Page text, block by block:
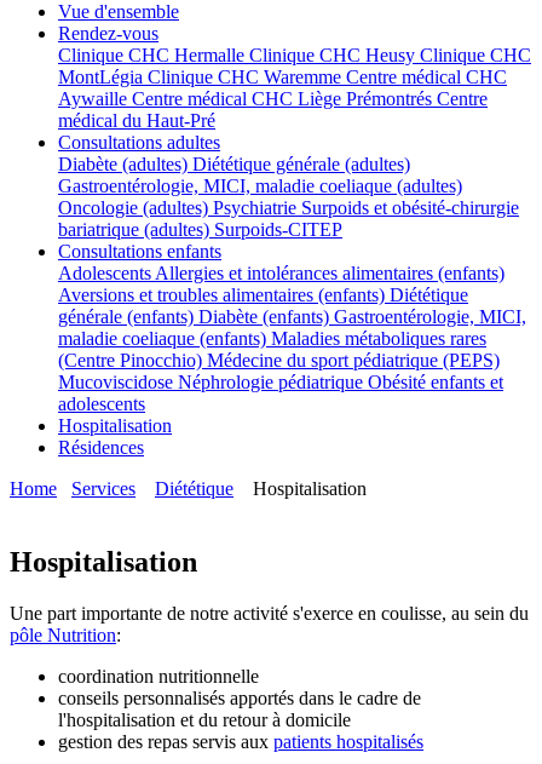
Vue d'ensemble
Rendez-vous
Clinique CHC Hermalle Clinique CHC Heusy Clinique CHC
MontLégia Clinique CHC Waremme Centre médical CHC
Aywaille Centre médical CHC Liège Prémontrés Centre
médical du Haut-Pré
Consultations adultes
Diabète (adultes) Diététique générale (adultes)
Gastroentérologie, MICI, maladie coeliaque (adultes)
Oncologie (adultes) Psychiatrie Surpoids et obésité-chirurgie
bariatrique (adultes) Surpoids-CITEP
Consultations enfants
AdolescentsAllergies et intolérances alimentaires (enfants)
Aversions et troubles alimentaires (enfants) Diététique
générale (enfants) Diabète (enfants) Gastroentérologie, MICI,
maladie coeliaque (enfants) Maladies métaboliques rares
(Centre Pinocchio) Médecine du sport pédiatrique (PEPS)
Mucoviscidose Néphrologie pédiatrique Obésité enfants et
adolescents
Hospitalisation
Résidences
Home
Services Diététique Hospitalisation
Hospitalisation
Une part importante de notre activité s'exerce en coulisse, au sein du
pôle Nutrition:
coordination nutritionnelle
conseils personnalisés apportés dans le cadre de
l'hospitalisation et du retour à domicile
gestion des repas servis aux patients hospitalisés